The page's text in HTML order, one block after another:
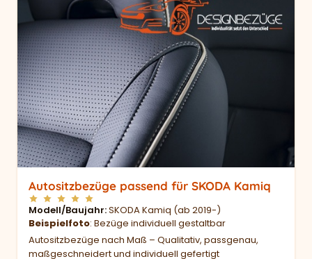
Autositzbezüge passend für SKODA Kamiq
Modell/Baujahr SKODA Kamiq (ab 2019-)
Beispielfoto: Bezüge individuell gestaltbar
Autositzbezüge nach Maß – Qualitativ, passgenau,
maßgeschneidert und individuell gefertigt